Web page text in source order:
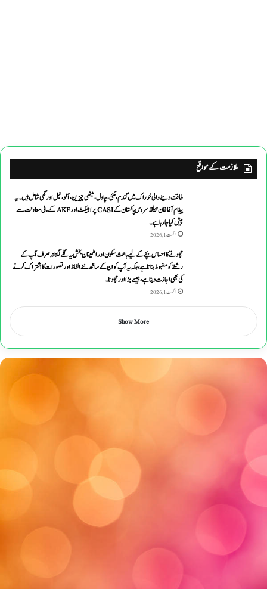
ملازمت کے مواقع
طاقت دینے والی خوراک میں گندم ،مکئی ،چاول،میٹھی چیزین ،آلو،تیل اورگھی شامل ہیں۔یہ
پیغام آغاخان ہیلتھ سروس پاکستان کے CASI پراجیکٹ اور AKF کے مالی معاونت سے
پیش کیاجارہاہے۔
اگست 1, 2026
چھونے کا احساس بچے کے لیے باعث سکون اور اطمینان بخش یہ گلے لگنا نہ صرف آپ کے
رشتے کو مضبوط بناتا ہے، بلکہ یہ آپ کو ان کے ساتھ نئے الفاظ اور تصورات کا اشتراک کرنے
کی بھی اجازت دیتا ہے ، جیسے بڑا اور چھوٹا۔
اگست 1, 2026
Show More